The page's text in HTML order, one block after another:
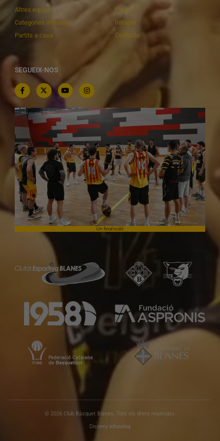
Altres equips
Categories inferiors
Partits a casa
Playoff
Intranet
Contacte
SEGUEIX-NOS
Un final rodó
© 2026 Club Bàsquet Blanes. Tots els drets reservats.
Disseny infoselva